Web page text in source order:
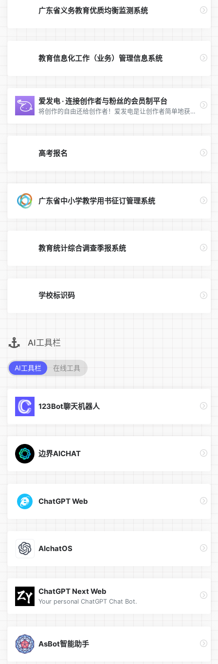
广东省义务教育优质均衡监测系统
教育信息化工作（业务）管理信息系统
爱发电 · 连接创作者与粉丝的会员制平台
将创作的自由还给创作者！爱发电是让创作者简单地获得稳定收入的粉丝赞助平台。
高考报名
广东省中小学教学用书征订管理系统
教育统计综合调查季报系统
学校标识码
AI工具栏
AI工具栏 在线工具
123Bot聊天机器人
边界AICHAT
ChatGPT Web
AIchatOS
ChatGPT Next Web
Your personal ChatGPT Chat Bot.
AsBot智能助手